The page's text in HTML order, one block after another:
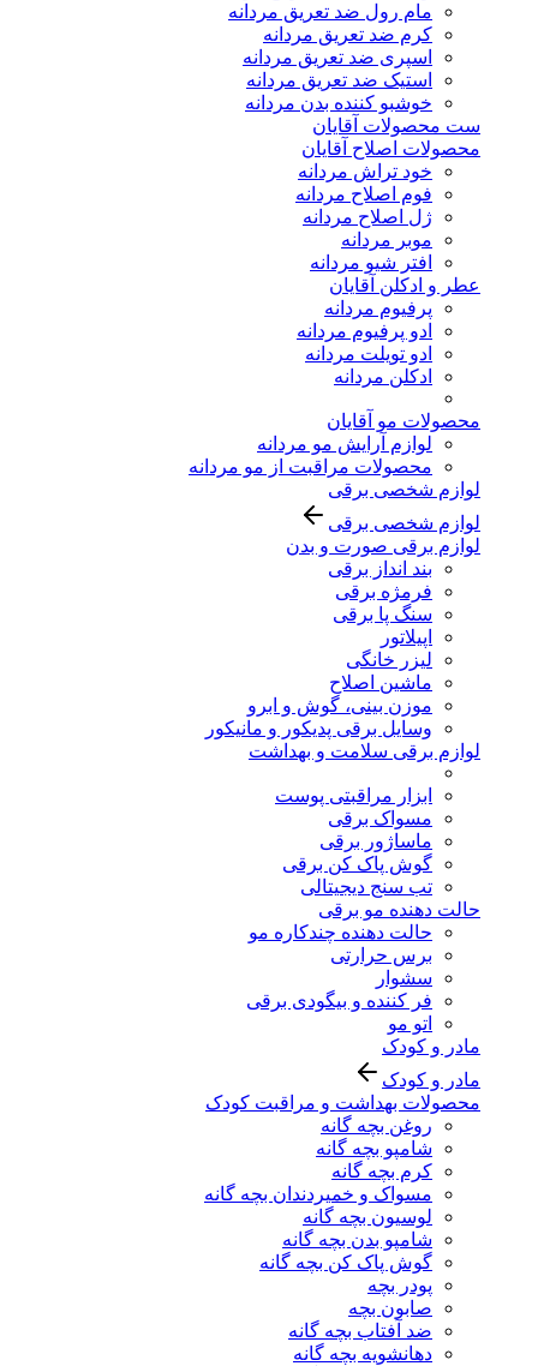
مام رول ضد تعریق مردانه
کرم ضد تعریق مردانه
اسپری ضد تعریق مردانه
استیک ضد تعریق مردانه
خوشبو کننده بدن مردانه
ست محصولات آقایان
محصولات اصلاح آقایان
خود تراش مردانه
فوم اصلاح مردانه
ژل اصلاح مردانه
موبر مردانه
افتر شیو مردانه
عطر و ادکلن آقایان
پرفیوم مردانه
ادو پرفیوم مردانه
ادو تویلت مردانه
ادکلن مردانه
محصولات مو آقایان
لوازم آرایش مو مردانه
محصولات مراقبت از مو مردانه
لوازم شخصی برقی
لوازم شخصی برقی
لوازم برقی صورت و بدن
بند انداز برقی
فرمژه برقی
سنگ پا برقی
اپیلاتور
لیزر خانگی
ماشین اصلاح
موزن بینی، گوش و ابرو
وسایل برقی پدیکور و مانیکور
لوازم برقی سلامت و بهداشت
ابزار مراقبتی پوست
مسواک برقی
ماساژور برقی
گوش پاک کن برقی
تب سنج دیجیتالی
حالت دهنده مو برقی
حالت دهنده چندکاره مو
برس حرارتی
سشوار
فر کننده و بیگودی برقی
اتو مو
مادر و کودک
مادر و کودک
محصولات بهداشت و مراقبت کودک
روغن بچه گانه
شامپو بچه گانه
کرم بچه گانه
مسواک و خمیردندان بچه گانه
لوسیون بچه گانه
شامپو بدن بچه گانه
گوش پاک کن بچه گانه
پودر بچه
صابون بچه
ضد آفتاب بچه گانه
دهانشویه بچه گانه